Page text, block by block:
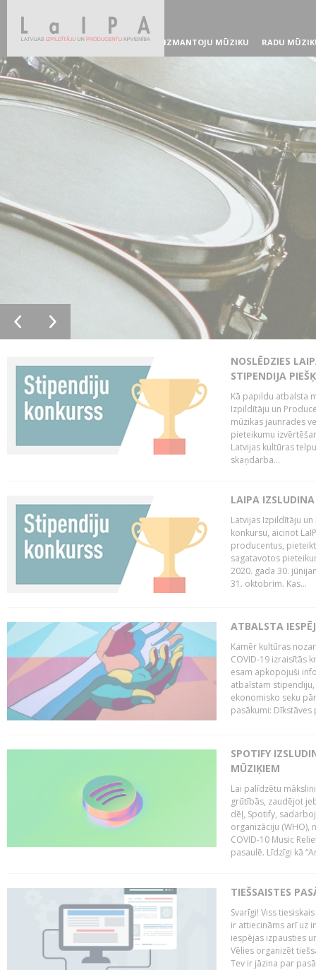
IZMANTOJU MŪZIKU RADU
NOSLĒDZIES
STIPENDIJA
Kā papildu atbalsta
Izpildītāju un
mūzikas jaunrades
pieteikumu
Latvijas kultūras
skaņdarba...
LAIPA
Latvijas Izpildītāju
konkursu, aicinot
producentus,
sagatavotos
2020. gada 30.
31. oktobrim. Kas...
ATBALSTA
Kamēr kultūras
COVID-19 izraisītās
esam apkopojuši
atbalstam
ekonomisko seku
pasākumi:
SPOTIFY
MŪZIĶIEM
Lai palīdzētu
grūtībās, zaudējot
dēļ, Spotify,
organizāciju
COVID-10 Music
pasaulē. Līdzīgi kā
TIEŠSAISTES
Svarīgi! Viss
ir attiecināms arī uz
iespējas izpausties
Vēlies organizēt
Tev ir jāzina par